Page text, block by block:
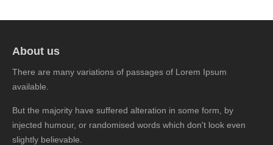
About us
There are many variations of passages of Lorem Ipsum
available.
But the majority have suffered alteration in some form, by
injected humour, or randomised words which don't look even
slightly believable.